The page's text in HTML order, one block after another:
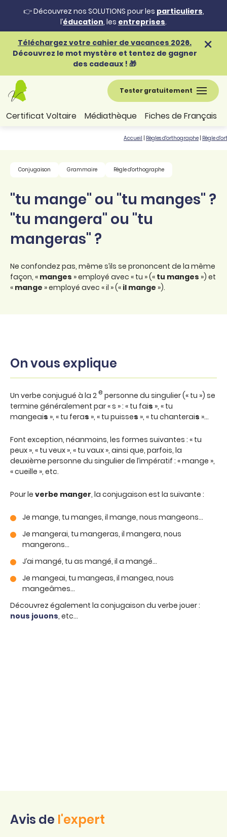
👉 Découvrez nos SOLUTIONS pour les particuliers,
l’éducation, les entreprises.
Téléchargez votre cahier de vacances 2026.
Découvrez le mot mystère et tentez de gagner
des cadeaux ! 🎁
Tester gratuitement
Certificat Voltaire Médiathèque Fiches de Français
Accueil Règles d'orthographe Règle
Conjugaison Grammaire Règle d'orthographe
"tu mange" ou "tu manges" ?
"tu mangera" ou "tu
mangeras" ?
Ne confondez pas, même s’ils se prononcent de la même
façon, « manges » employé avec « tu » (« tu manges ») et
« mange » employé avec « il » (« il mange »).
On vous explique
Un verbe conjugué à la 2e personne du singulier (« tu ») se
termine généralement par « s » : « tu fais », « tu
mangeais », « tu feras », « tu puisses », « tu chanterais »…
Font exception, néanmoins, les formes suivantes : « tu
peux », « tu veux », « tu vaux », ainsi que, parfois, la
deuxième personne du singulier de l’impératif : « mange »,
« cueille », etc.
Pour le verbe manger, la conjugaison est la suivante :
Je mange, tu manges, il mange, nous mangeons…
Je mangerai, tu mangeras, il mangera, nous
mangerons…
J’ai mangé, tu as mangé, il a mangé…
Je mangeai, tu mangeas, il mangea, nous
mangeâmes…
Découvrez également la conjugaison du verbe jouer :
nous jouons, etc…
Avis de l'expert